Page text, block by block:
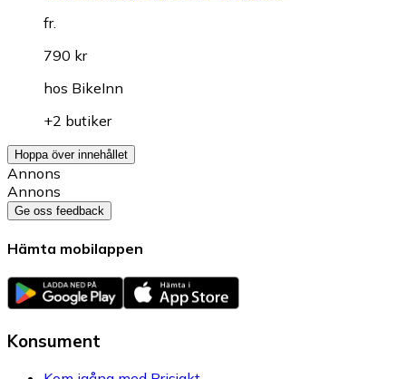
fr.
790 kr
hos BikeInn
+2 butiker
Hoppa över innehållet
Annons
Annons
Ge oss feedback
Hämta mobilappen
Konsument